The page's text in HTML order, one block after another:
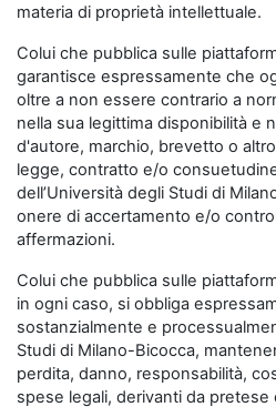
materia di proprietà intellettuale.
Colui che pubblica sulle
garantisce espressamente che
oltre a non essere contrario a
nella sua legittima disponibilità e
d'autore, marchio, brevetto o
legge, contratto e/o
dell’Università degli Studi di
onere di accertamento e/o
affermazioni.
Colui che pubblica sulle
in ogni caso, si obbliga
sostanzialmente e
Studi di Milano-Bicocca,
perdita, danno, responsabilità,
spese legali, derivanti da